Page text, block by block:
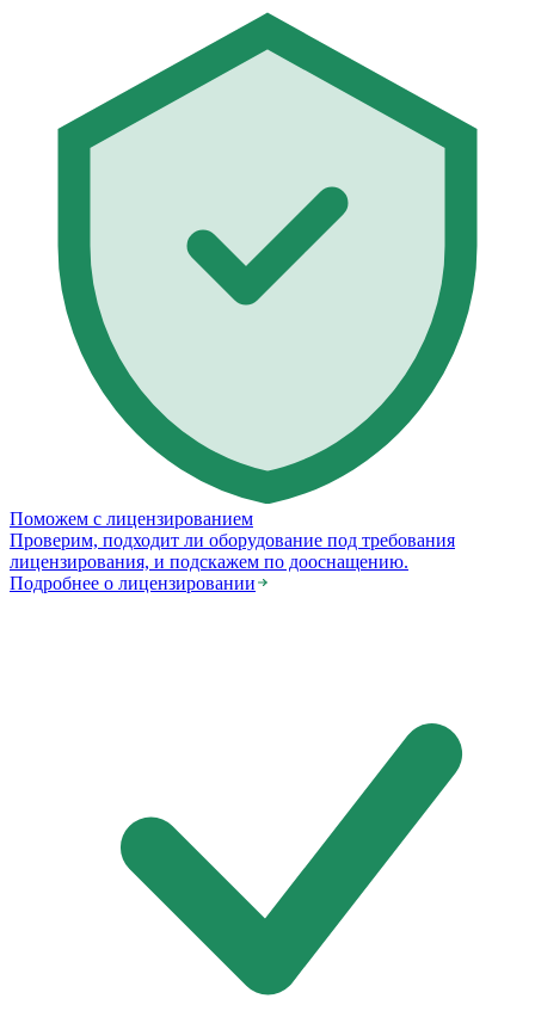
Поможем с лицензированием
Проверим, подходит ли оборудование под требования
лицензирования, и подскажем по дооснащению.
Подробнее о лицензировании